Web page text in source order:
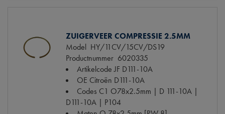
ZUIGERVEER COMPRESSIE 2.5MM
Model HY/11CV/15CV/DS19
Productnummer 6020335
Artikelcode JF D111-10A
OE Citroën D111-10A
Codes C1 O78x2.5mm | D 111-10A |
D111-10A | P104